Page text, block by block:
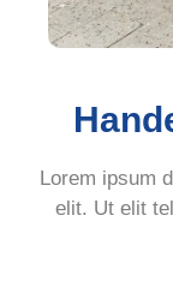
Lorem ipsum
elit. Ut elit